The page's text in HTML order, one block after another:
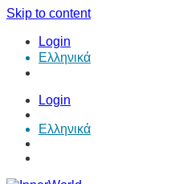
Skip to content
Login
Ελληνικά
Login
Ελληνικά